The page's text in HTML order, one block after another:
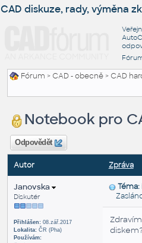
CAD diskuze, rady, výměna
Fórum > CAD - obecně> CAD
Notebook pro
Odpovědět
Autor Zpráva
Janovska
Diskutér
Přihlášen:08.zář.2017
Lokalita:ČR (Pha)
Používám:
Téma: